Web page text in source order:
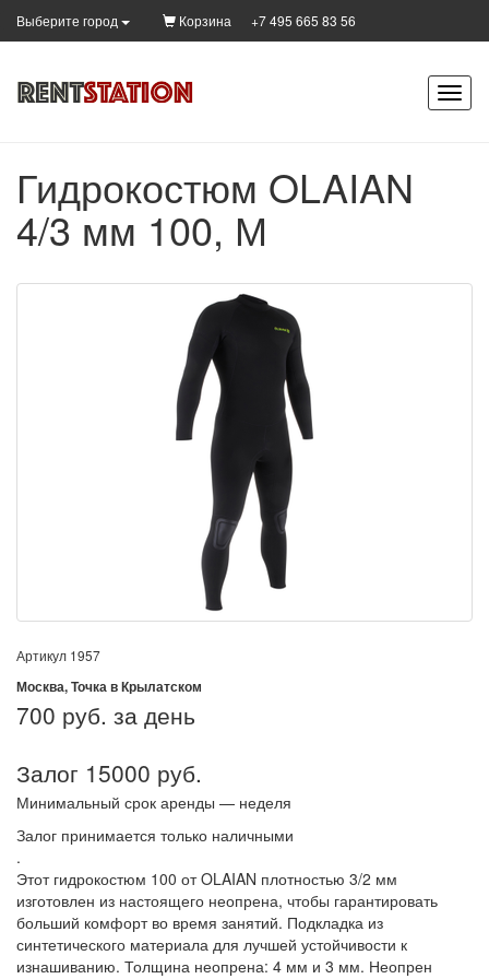
Выберите город Корзина +7 495 665 83 56
Гидрокостюм OLAIAN
4/3 мм 100, М
Артикул 1957
Москва, Точка в Крылатском
700 руб. за день
Залог 15000 руб.
Минимальный срок аренды — неделя
Залог принимается только наличными
.
Этот гидрокостюм 100 от OLAIAN плотностью 3/2 мм
изготовлен из настоящего неопрена, чтобы гарантировать
больший комфорт во время занятий. Подкладка из
синтетического материала для лучшей устойчивости к
изнашиванию. Толщина неопрена: 4 мм и 3 мм. Неопрен